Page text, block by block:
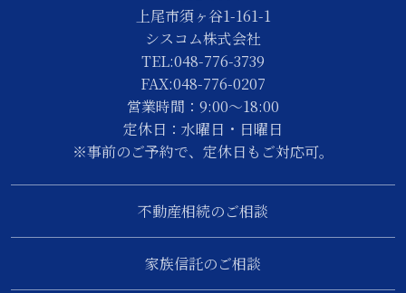
上尾市須ヶ谷1-161-1
シスコム株式会社
TEL:048-776-3739
FAX:048-776-0207
営業時間：9:00～18:00
定休日：水曜日・日曜日
※事前のご予約で、定休日もご対応可。
不動産相続のご相談
家族信託のご相談